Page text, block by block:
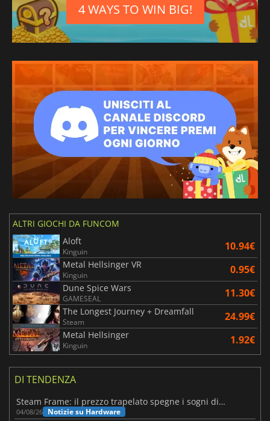
4 WAYS TO WIN BIG!
ALTRI GIOCHI DA FUNCOM
Aloft
Kinguin 10.94€
Metal Hellsinger VR
Kinguin 0.95€
Dune Spice Wars
GAMESEAL 11.30€
The Longest Journey + Dreamfall
Steam 24.99€
Metal Hellsinger
Kinguin 1.92€
DI TENDENZA
Steam Frame: il prezzo trapelato spegne i sogni di un VR economico
04/08/26 Notizie su Hardware